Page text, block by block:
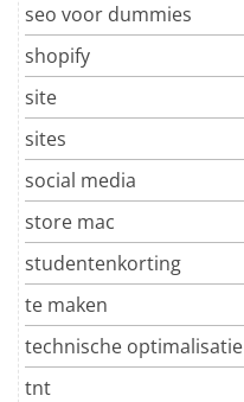
seo voor dummies
shopify
site
sites
social media
store mac
studentenkorting
te maken
technische optimalisatie
tnt